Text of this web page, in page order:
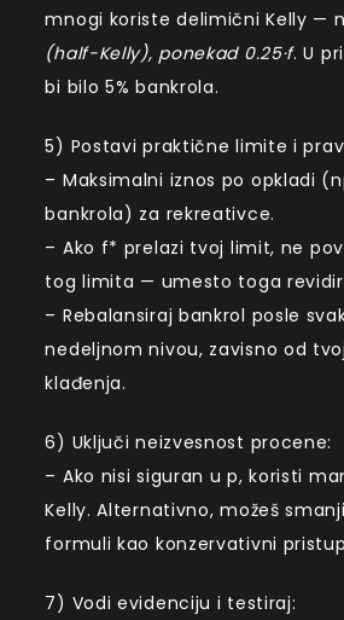
mnogi koriste delimični Kelly —
(half-Kelly), ponekad 0.25·f. U
bi bilo 5% bankrola.
5) Postavi praktične limite i
– Maksimalni iznos po opkladi
bankrola) za rekreativce.
– Ako f* prelazi tvoj limit, ne
tog limita — umesto toga
– Rebalansiraj bankrol posle
nedeljnom nivou, zavisno od
klađenja.
6) Uključi neizvesnost procene:
– Ako nisi siguran u p, koristi
Kelly. Alternativno, možeš
formuli kao konzervativni
7) Vodi evidenciju i testiraj: